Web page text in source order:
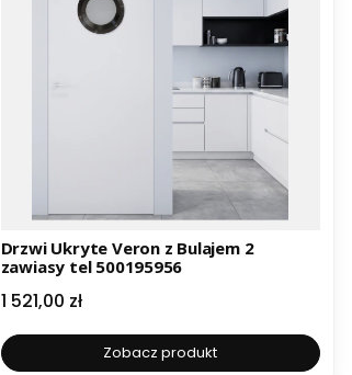
Drzwi Ukryte Veron z Bulajem 2
zawiasy tel 500195956
Cena
1 521,00 zł
Zobacz produkt